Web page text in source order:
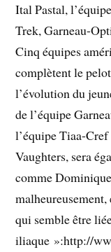
Ital Pastal,
Trek, Garneau-
Cinq équipes
complètent le
l’évolution du
de l’équipe
l’équipe Tiaa-
Vaughters, sera
comme
malheureusement,
qui semble être
iliaque »:http://